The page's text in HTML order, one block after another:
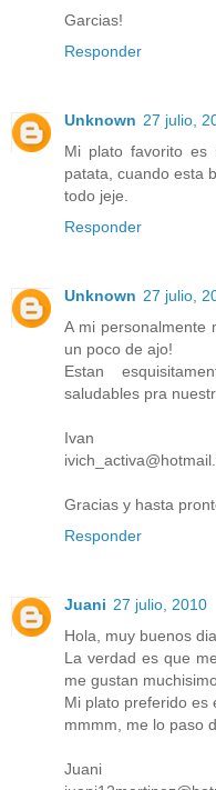
Garcias!
Responder
Unknown 27 julio,
Mi plato favorito es
patata, cuando esta
todo jeje.
Responder
Unknown 27 julio,
A mi personalmente
un poco de ajo!
Estan
saludables pra
Ivan
Gracias y hasta
Responder
Juani 27 julio, 2010
Hola, muy buenos
La verdad es que
me gustan
Mi plato preferido es
mmmm, me lo paso
Juani